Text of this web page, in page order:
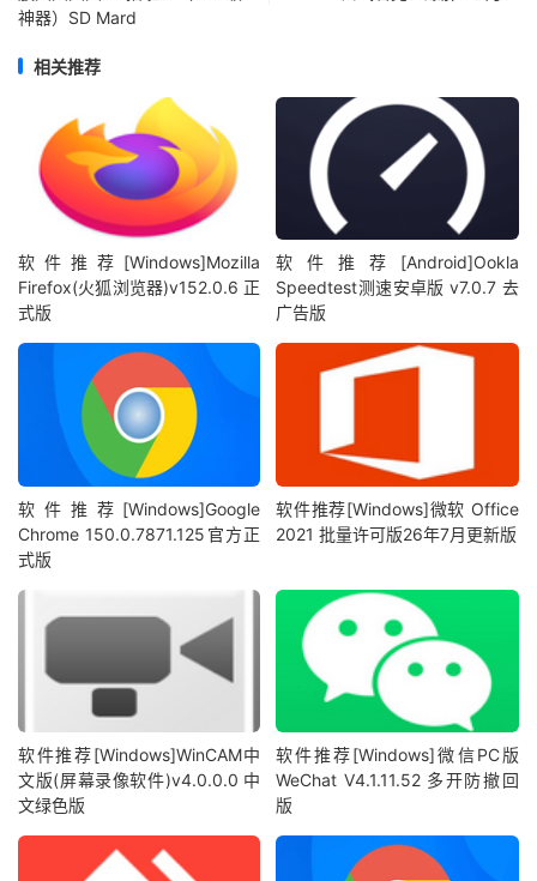
神器）SD Mard
相关推荐
软件推荐[Windows]Mozilla
Firefox(火狐浏览器)v152.0.6 正
式版
软件推荐[Android]Ookla
Speedtest测速安卓版 v7.0.7 去
广告版
软件推荐[Windows]Google
Chrome 150.0.7871.125官方正
式版
软件推荐[Windows]微软 Office
2021 批量许可版26年7月更新版
软件推荐[Windows]WinCAM中
文版(屏幕录像软件)v4.0.0.0 中
文绿色版
软件推荐[Windows]微信PC版
WeChat V4.1.11.52 多开防撤回
版